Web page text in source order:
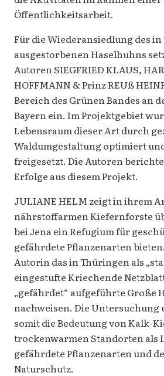
Öffentlichkeitsarbeit.
Für die Wiederansiedlung des
ausgestorbenen Haselhuhns
Autoren SIEGFRIED KLAUS,
HOFFMANN & Prinz REUß
Bereich des Grünen Bandes an
Bayern ein. Im Projektgebiet
Lebensraum dieser Art durch
Waldumgestaltung optimiert
freigesetzt. Die Autoren
Erfolge aus diesem Projekt.
JULIANE HELM zeigt in ihrem
nährstoffarmen Kiefernforste
bei Jena ein Refugium für
gefährdete Pflanzenarten
Autorin das in Thüringen als
eingestufte Kriechende
„gefährdet“ aufgeführte Große
nachweisen. Die
somit die Bedeutung von Kalk-
trockenwarmen Standorten als
gefährdete Pflanzenarten und
Naturschutz.